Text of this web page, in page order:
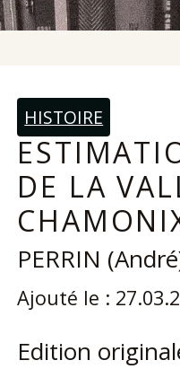
HISTOIRE
DE LA
PERRIN
Ajouté le :
Edition